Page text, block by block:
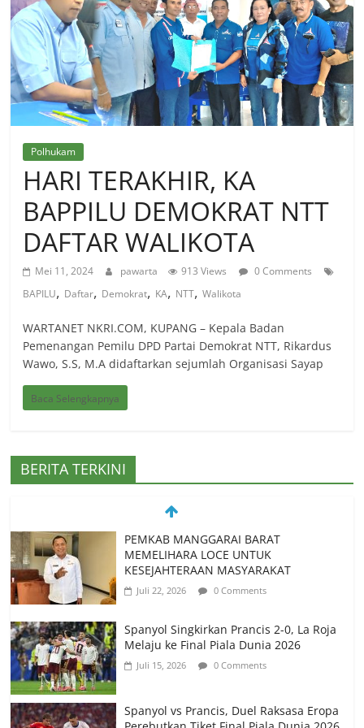
Polhukam
HARI TERAKHIR, KA
BAPPILU DEMOKRAT NTT
DAFTAR WALIKOTA
Mei 11, 2024 pawarta 913 Views
0 Comments
BAPILU, Daftar, Demokrat, KA, NTT,Walikota
WARTANET NKRI.COM, KUPANG – Kepala Badan
Pemenangan Pemilu DPD Partai Demokrat NTT, Rikardus
Wawo, S.S, M.A didaftarkan sejumlah Organisasi Sayap
Baca Selengkapnya
BERITA TERKINI
PEMKAB MANGGARAI BARAT
MEMELIHARA LOCE UNTUK
KESEJAHTERAAN MASYARAKAT
Juli 22, 2026 0 Comments
Spanyol Singkirkan Prancis 2-0, La Roja
Melaju ke Final Piala Dunia 2026
Juli 15, 2026 0 Comments
Spanyol vs Prancis, Duel Raksasa Eropa